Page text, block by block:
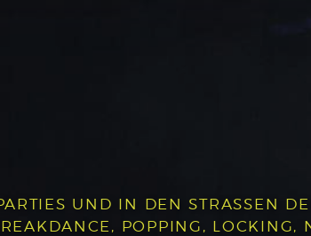
UND IN DEN STRASSEN DER
POPPING, LOCKING,